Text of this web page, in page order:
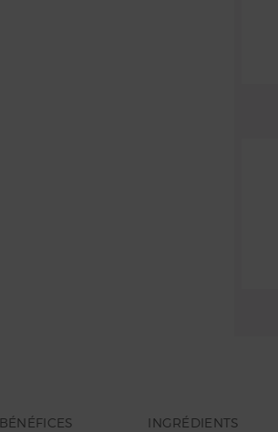
BÉNÉFICES INGRÉDIENTS